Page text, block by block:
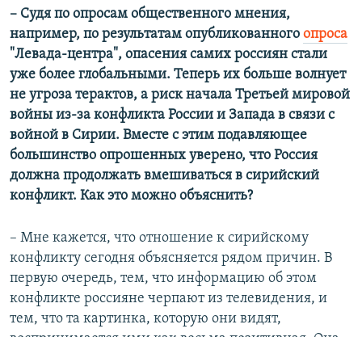
– Судя по опросам общественного мнения,
например, по результатам опубликованного опроса
"Левада-центра", опасения самих россиян стали
уже более глобальными. Теперь их больше волнует
не угроза терактов, а риск начала Третьей мировой
войны из-за конфликта России и Запада в связи с
войной в Сирии. Вместе с этим подавляющее
большинство опрошенных уверено, что Россия
должна продолжать вмешиваться в сирийский
конфликт. Как это можно объяснить?
– Мне кажется, что отношение к сирийскому
конфликту сегодня объясняется рядом причин. В
первую очередь, тем, что информацию об этом
конфликте россияне черпают из телевидения, и
тем, что та картинка, которую они видят,